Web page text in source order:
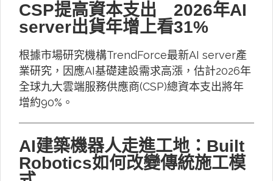
CSP提高資本支出 2026年AI
server出貨年增上看31%
根據市場研究機構TrendForce最新AI server產
業研究，因應AI基礎建設需求高漲，估計2026年
全球九大雲端服務供應商(CSP)總資本支出將年
增約90%。
AI建築機器人走進工地：Built
Robotics如何改變傳統施工模